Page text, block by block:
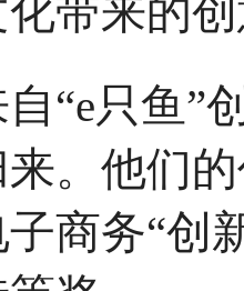
意及创业)
的造景创意去
的一些策划和
如钰告诉记者
主要在做鱼缸
与否，他们更